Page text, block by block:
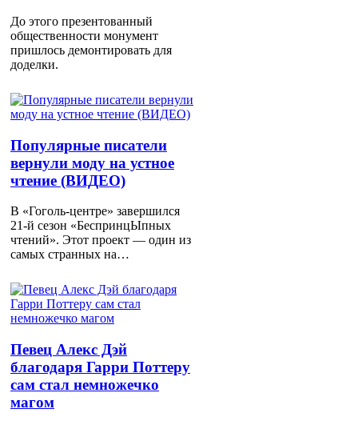
До этого презентованный
общественности монумент
пришлось демонтировать для
доделки.
Популярные писатели
вернули моду на устное
чтение (ВИДЕО)
В «Гоголь-центре» завершился
21-й сезон «БеспринцЫпных
чтений». Этот проект — один из
самых странных на…
Певец Алекс Дэй
благодаря Гарри Поттеру
сам стал немножечко
магом